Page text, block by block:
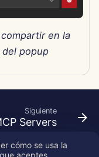
en la
popup
Siguiente
Servers
cómo se usa la
aceptes.